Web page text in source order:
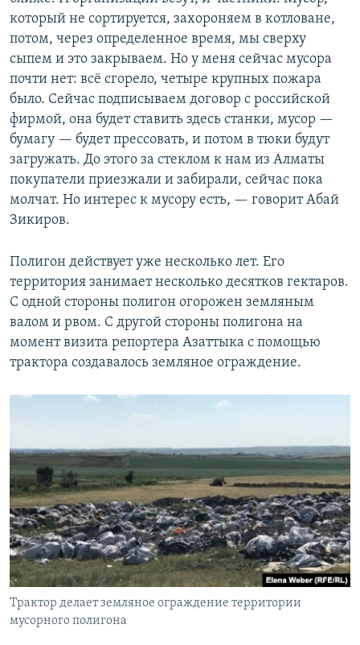
который не сортируется, захороняем в котловане,
потом, через определенное время, мы сверху
сыпем и это закрываем. Но у меня сейчас мусора
почти нет: всё сгорело, четыре крупных пожара
было. Сейчас подписываем договор с российской
фирмой, она будет ставить здесь станки, мусор —
бумагу — будет прессовать, и потом в тюки будут
загружать. До этого за стеклом к нам из Алматы
покупатели приезжали и забирали, сейчас пока
молчат. Но интерес к мусору есть, — говорит Абай
Зикиров.
Полигон действует уже несколько лет. Его
территория занимает несколько десятков гектаров.
С одной стороны полигон огорожен земляным
валом и рвом. С другой стороны полигона на
момент визита репортера Азаттыка с помощью
трактора создавалось земляное ограждение.
Трактор делает земляное ограждение территории
мусорного полигона